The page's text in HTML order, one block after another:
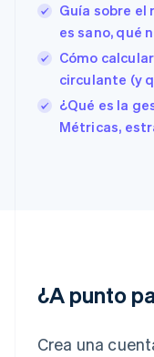
Guía sobre
es sano, qué
Cómo
circulante (y
¿Qué es la
Métricas,
¿A punto
Crea una
Eslovaquia
English
Eslovenia
España
EspañolEnglish
Estados
Grecia
Hungría